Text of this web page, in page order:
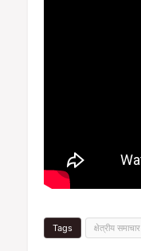
Tags क्षेत्रीय समाचार